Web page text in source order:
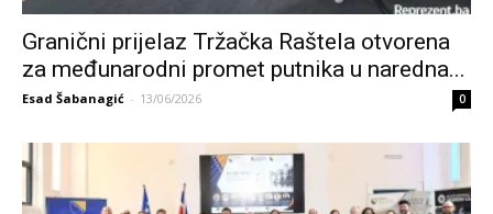
Granični prijelaz Tržačka Raštela otvorena
za međunarodni promet putnika u naredna...
Esad Šabanagić - 13/06/2026 0